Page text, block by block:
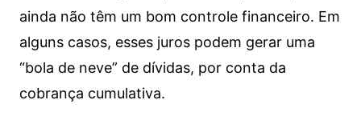
ainda não têm um bom controle financeiro. Em
alguns casos, esses juros podem gerar uma
“bola de neve” de dívidas, por conta da
cobrança cumulativa.